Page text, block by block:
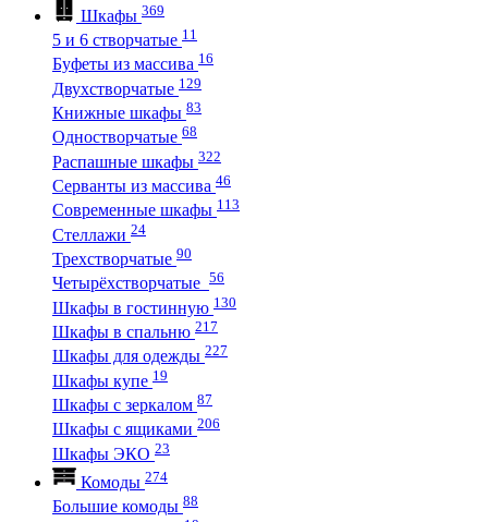
Шкафы 369
5 и 6 створчатые 11
Буфеты из массива 16
Двухстворчатые 129
Книжные шкафы 83
Одностворчатые 68
Распашные шкафы 322
Серванты из массива 46
Современные шкафы 113
Стеллажи 24
Трехстворчатые 90
Четырёхстворчатые 56
Шкафы в гостинную 130
Шкафы в спальню 217
Шкафы для одежды 227
Шкафы купе 19
Шкафы с зеркалом 87
Шкафы с ящиками 206
Шкафы ЭКО 23
Комоды 274
Большие комоды 88